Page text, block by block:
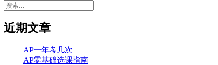
搜
近期文章
AP一年考几次
AP零基础选课指南